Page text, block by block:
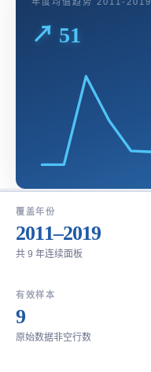
↗ 51
覆盖年份
2011–2019
共 9 年连续面板
有效样本
9
原始数据非空行数